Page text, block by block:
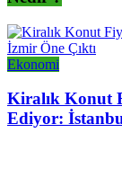
Ekonomi
Kiralık Konut
Ediyor: